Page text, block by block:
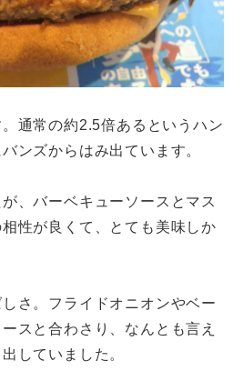
通常の約2.5倍あるというハン
ンズからはみ出ています。
、バーベキューソースとマス
性が良くて、とても美味しか
さ。フライドオニオンやベー
スと合わさり、なんとも言え
していました。